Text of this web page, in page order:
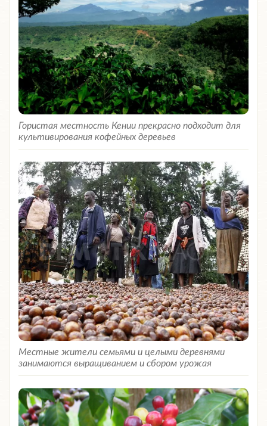
Гористая местность Кении прекрасно подходит для
культивирования кофейных деревьев
Местные жители семьями и целыми деревнями
занимаются выращиванием и сбором урожая